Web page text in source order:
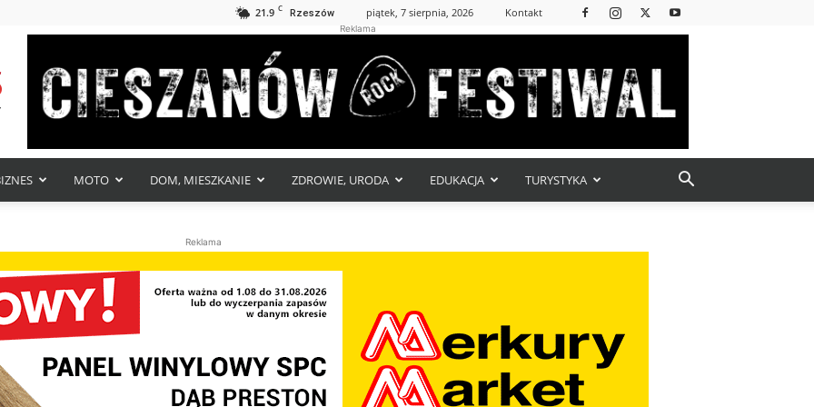
21.9 C Rzeszów piątek, 7 sierpnia, 2026 Kontakt
Reklama
MOTO DOM, MIESZKANIE ZDROWIE, URODA EDUKACJA TURYSTYKA
Reklama